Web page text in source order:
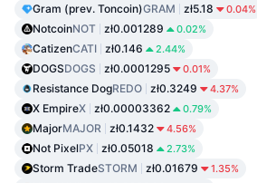
Gram (prev. Toncoin)GRAM zł5.18 0.04%
NotcoinNOT zł0.001289 0.02%
CatizenCATI zł0.146 2.44%
DOGSDOGS zł0.0001295 0.01%
Resistance DogREDO zł0.3249 4.37%
X EmpireX zł0.00003362 0.79%
MajorMAJOR zł0.1432 4.56%
Not PixelPX zł0.05018 2.73%
Storm TradeSTORM zł0.01679 1.35%